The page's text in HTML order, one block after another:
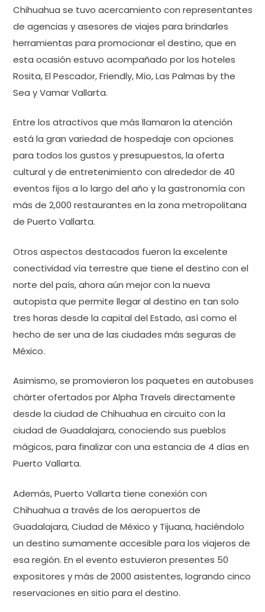
Chihuahua se tuvo acercamiento con representantes
de agencias y asesores de viajes para brindarles
herramientas para promocionar el destino, que en
esta ocasión estuvo acompañado por los hoteles
Rosita, El Pescador, Friendly, Mío, Las Palmas by the
Sea y Vamar Vallarta.
Entre los atractivos que más llamaron la atención
está la gran variedad de hospedaje con opciones
para todos los gustos y presupuestos, la oferta
cultural y de entretenimiento con alrededor de 40
eventos fijos a lo largo del año y la gastronomía con
más de 2,000 restaurantes en la zona metropolitana
de Puerto Vallarta.
Otros aspectos destacados fueron la excelente
conectividad vía terrestre que tiene el destino con el
norte del país, ahora aún mejor con la nueva
autopista que permite llegar al destino en tan solo
tres horas desde la capital del Estado, así como el
hecho de ser una de las ciudades más seguras de
México.
Asimismo, se promovieron los paquetes en autobuses
chárter ofertados por Alpha Travels directamente
desde la ciudad de Chihuahua en circuito con la
ciudad de Guadalajara, conociendo sus pueblos
mágicos, para finalizar con una estancia de 4 días en
Puerto Vallarta.
Además, Puerto Vallarta tiene conexión con
Chihuahua a través de los aeropuertos de
Guadalajara, Ciudad de México y Tijuana, haciéndolo
un destino sumamente accesible para los viajeros de
esa región. En el evento estuvieron presentes 50
expositores y más de 2000 asistentes, logrando cinco
reservaciones en sitio para el destino.